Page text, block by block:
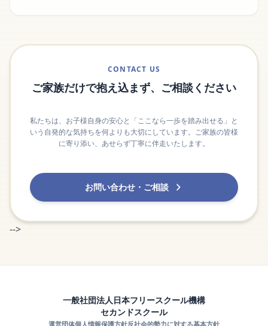
CONTACT US
ご家族だけで抱え込まず、ご相談ください
私たちは、お子様自身の安心と「ここなら一歩を踏み出せる」と
いう自発的な気持ちを何よりも大切にしています。ご家族の皆様
に寄り添い、あせらず丁寧に伴走いたします。
お問い合わせ・ご相談
-->
一般社団法人日本フリースクール機構
セカンドスクール
運営団体個人情報保護方針反社会的勢力に対する基本方針